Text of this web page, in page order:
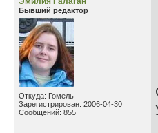
Бывший редактор
Откуда: Гомель
Зарегистрирован: 2006-04-30
Сообщений: 855